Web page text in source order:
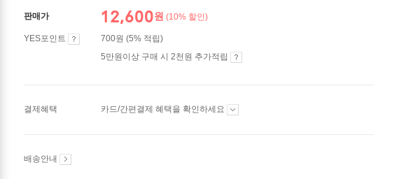
판매가 12,600원 (10% 할인)
YES포인트
700원 (5% 적립)
5만원이상 구매 시 2천원 추가적립
결제혜택 카드/간편결제 혜택을 확인하세요
배송안내